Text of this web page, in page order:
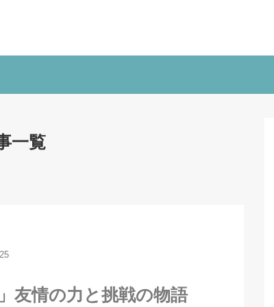
一覧
友情の力と挑戦の物語